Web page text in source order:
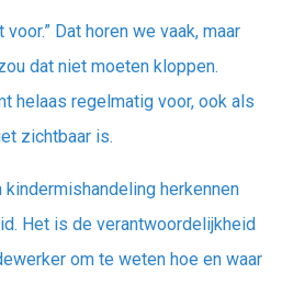
Dat horen we vaak, maar
dat niet moeten kloppen.
helaas regelmatig voor, ook als
zichtbaar is.
herkennen
Het is de verantwoordelijkheid
om te weten hoe en waar